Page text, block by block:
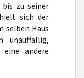
zu seiner
sich der
selben Haus
unauffällig,
andere